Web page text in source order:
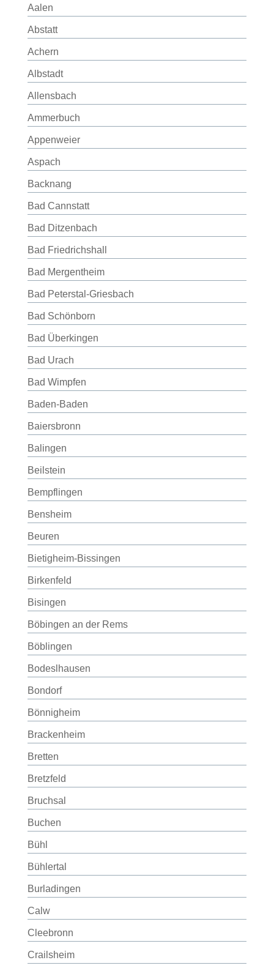
Aalen
Abstatt
Achern
Albstadt
Allensbach
Ammerbuch
Appenweier
Aspach
Backnang
Bad Cannstatt
Bad Ditzenbach
Bad Friedrichshall
Bad Mergentheim
Bad Peterstal-Griesbach
Bad Schönborn
Bad Überkingen
Bad Urach
Bad Wimpfen
Baden-Baden
Baiersbronn
Balingen
Beilstein
Bempflingen
Bensheim
Beuren
Bietigheim-Bissingen
Birkenfeld
Bisingen
Böbingen an der Rems
Böblingen
Bodeslhausen
Bondorf
Bönnigheim
Brackenheim
Bretten
Bretzfeld
Bruchsal
Buchen
Bühl
Bühlertal
Burladingen
Calw
Cleebronn
Crailsheim